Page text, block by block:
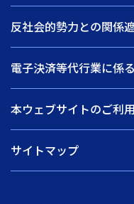
反社会的勢力との関係
電子決済等代行業に係
本ウェブサイトのご利
サイトマップ